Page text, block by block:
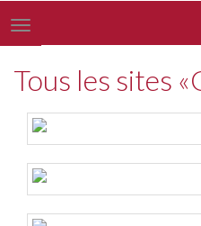
Toggle
navigation
Tous les sites